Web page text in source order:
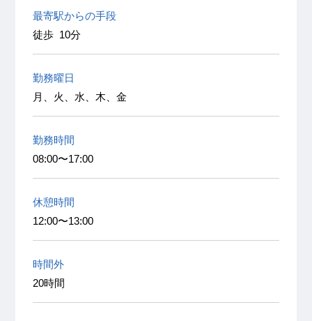
最寄駅からの手段
徒歩 10分
勤務曜日
月、火、水、木、金
勤務時間
08:00〜17:00
休憩時間
12:00〜13:00
時間外
20時間